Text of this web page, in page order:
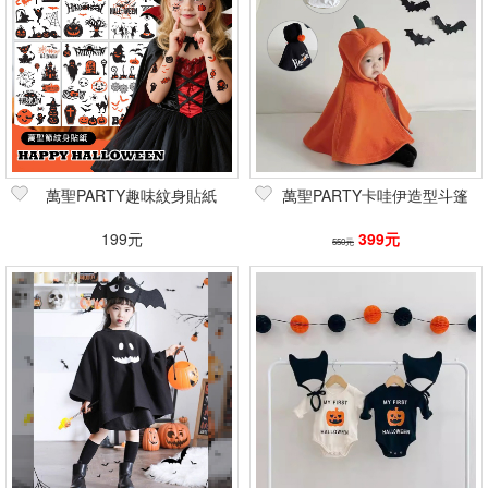
萬聖PARTY趣味紋身貼紙
199元
萬聖PARTY卡哇伊造型斗篷
550元 399元